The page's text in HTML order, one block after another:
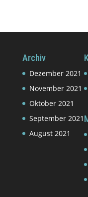
Archiv
Dezember 2021
November 2021
Oktober 2021
September 2021
August 2021